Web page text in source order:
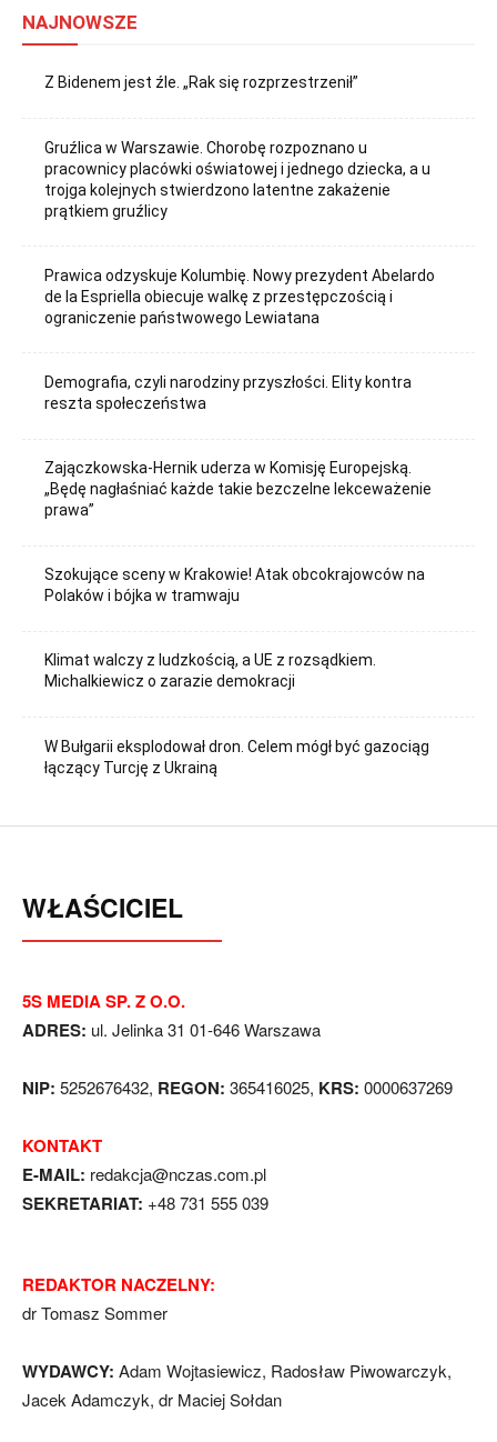
NAJNOWSZE
Z Bidenem jest źle. „Rak się rozprzestrzenił”
Gruźlica w Warszawie. Chorobę rozpoznano u
pracownicy placówki oświatowej i jednego dziecka, a u
trojga kolejnych stwierdzono latentne zakażenie
prątkiem gruźlicy
Prawica odzyskuje Kolumbię. Nowy prezydent Abelardo
de la Espriella obiecuje walkę z przestępczością i
ograniczenie państwowego Lewiatana
Demografia, czyli narodziny przyszłości. Elity kontra
reszta społeczeństwa
Zajączkowska-Hernik uderza w Komisję Europejską.
„Będę nagłaśniać każde takie bezczelne lekceważenie
prawa”
Szokujące sceny w Krakowie! Atak obcokrajowców na
Polaków i bójka w tramwaju
Klimat walczy z ludzkością, a UE z rozsądkiem.
Michalkiewicz o zarazie demokracji
W Bułgarii eksplodował dron. Celem mógł być gazociąg
łączący Turcję z Ukrainą
WŁAŚCICIEL
5S MEDIA SP. Z O.O.
ADRES: ul. Jelinka 31 01-646 Warszawa
NIP: 5252676432, REGON: 365416025, KRS: 0000637269
KONTAKT
E-MAIL: redakcja@nczas.com.pl
SEKRETARIAT: +48 731 555 039
REDAKTOR NACZELNY:
dr Tomasz Sommer
WYDAWCY: Adam Wojtasiewicz, Radosław Piwowarczyk,
Jacek Adamczyk, dr Maciej Sołdan